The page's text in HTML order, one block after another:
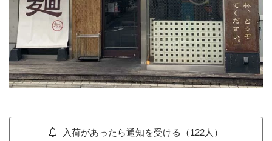
入荷があったら通知を受ける（122人）